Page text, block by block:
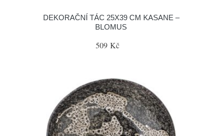
DEKORAČNÍ TÁC 25X39 CM KASANE –
BLOMUS
509 Kč